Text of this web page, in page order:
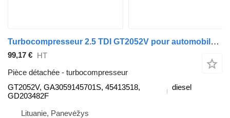
Turbocompresseur 2.5 TDI GT2052V pour automobile Audi A6 (4B2, C5)
99,17 € HT
Pièce détachée - turbocompresseur
GT2052V, GA3059145701S, 45413518,
GD203482F
diesel
Lituanie, Panevėžys